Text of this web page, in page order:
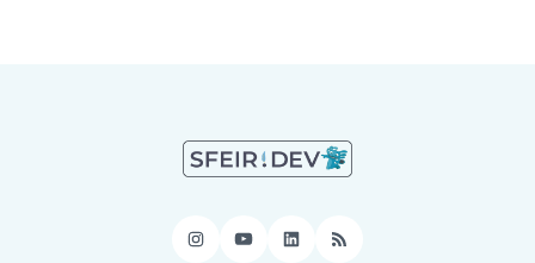
Instagram
YouTubeLinkedIn
RSS